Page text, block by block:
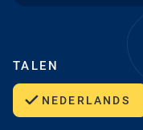
TALEN
NEDERLANDS